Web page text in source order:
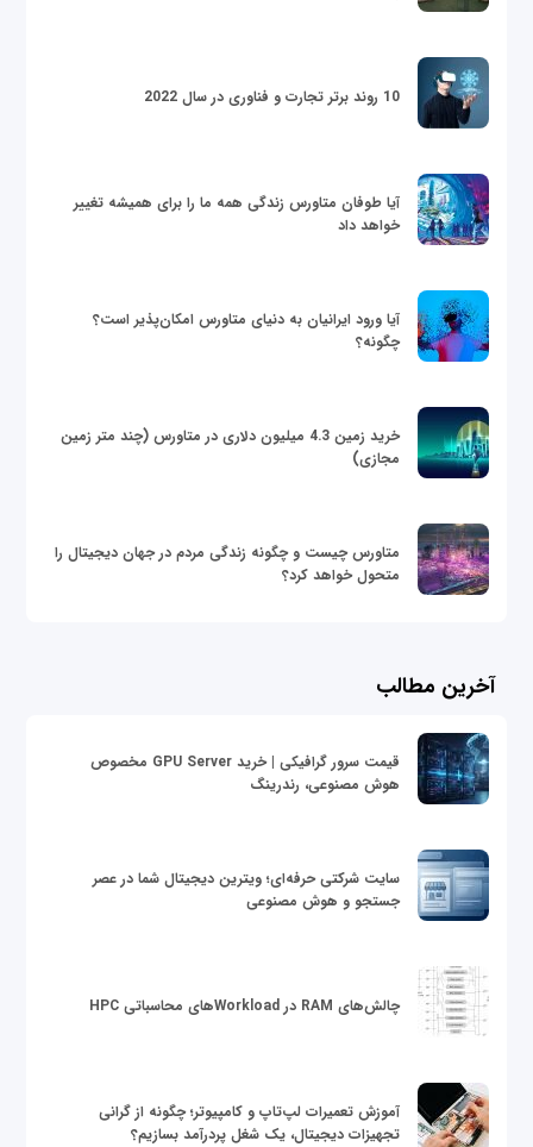
10 روند برتر تجارت و فناوری در سال 2022
آیا طوفان متاورس زندگی همه ما را برای همیشه تغییر
خواهد داد
آیا ورود ایرانیان به دنیای متاورس امکان‌پذیر است؟
چگونه؟
خرید زمین 4.3 میلیون دلاری در متاورس (چند متر زمین
مجازی)
متاورس چیست و چگونه زندگی مردم در جهان دیجیتال را
متحول خواهد کرد؟
آخرین مطالب
قیمت سرور گرافیکی | خرید GPU Server مخصوص
هوش مصنوعی، رندرینگ
سایت شرکتی حرفه‌ای؛ ویترین دیجیتال شما در عصر
جستجو و هوش مصنوعی
چالش‌های RAM در Workloadهای محاسباتی HPC
آموزش تعمیرات لپ‌تاپ و کامپیوتر؛ چگونه از گرانی
تجهیزات دیجیتال، یک شغل پردرآمد بسازیم؟